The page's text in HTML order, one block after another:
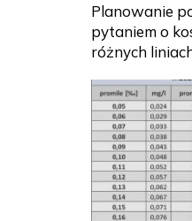
Planowanie
pytaniem o
różnych